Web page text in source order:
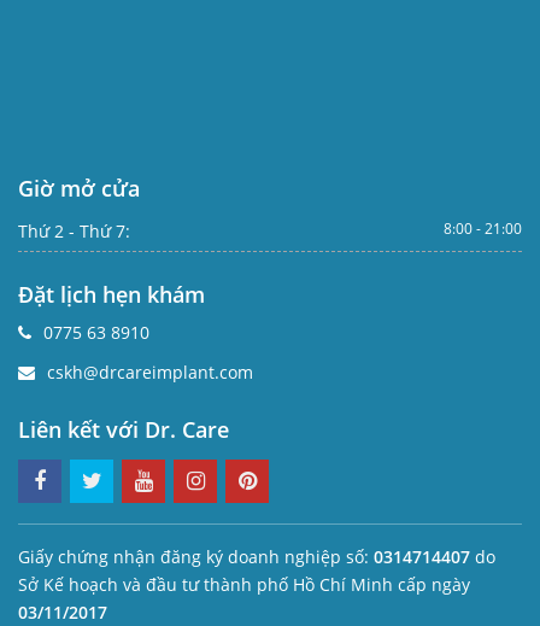
Giờ mở cửa
Thứ 2 - Thứ 7: 8:00 - 21:00
Đặt lịch hẹn khám
0775 63 8910
cskh@drcareimplant.com
Liên kết với Dr. Care
Giấy chứng nhận đăng ký doanh nghiệp số: 0314714407 do
Sở Kế hoạch và đầu tư thành phố Hồ Chí Minh cấp ngày
03/11/2017